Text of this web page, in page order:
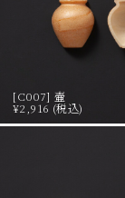
[C007] 壷
¥2,916 (税込)